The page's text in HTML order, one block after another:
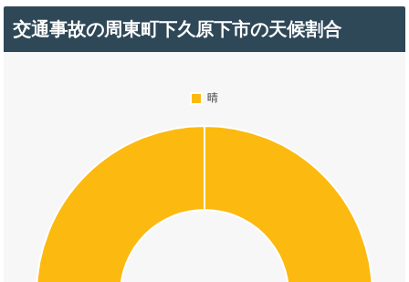
交通事故の周東町下久原下市の天候割合